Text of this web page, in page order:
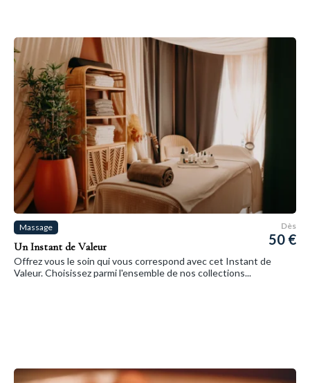
Massage
Un Instant de Valeur
Dès
50 €
Offrez vous le soin qui vous correspond avec cet Instant de
Valeur. Choisissez parmi l'ensemble de nos collections...